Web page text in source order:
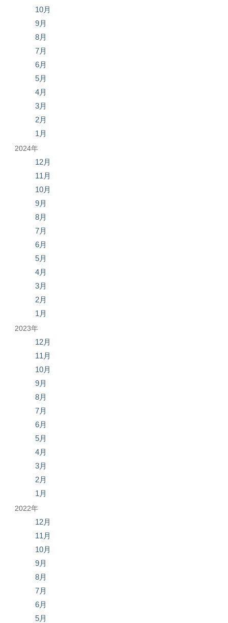
10月
9月
8月
7月
6月
5月
4月
3月
2月
1月
2024年
12月
11月
10月
9月
8月
7月
6月
5月
4月
3月
2月
1月
2023年
12月
11月
10月
9月
8月
7月
6月
5月
4月
3月
2月
1月
2022年
12月
11月
10月
9月
8月
7月
6月
5月